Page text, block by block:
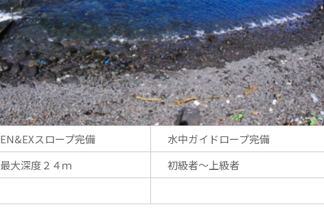
EN&EXスロープ完備
水中ガイドロープ完備
最大深度２４ｍ 初級者～上級者